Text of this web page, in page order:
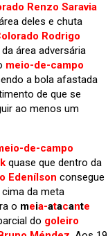
Renzo Saravia
deles e chuta
Rodrigo
área adversária
meio-de-campo
a bola afastada
de que se
ao menos um
de-campo
quase que dentro da
Edenílson consegue
da meta
o meia-atacante
do goleiro